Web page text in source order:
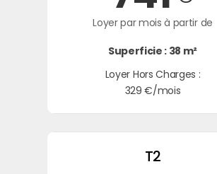
Loyer par mois à partir de
Superficie : 38 m²
Loyer Hors Charges :
329 €/mois
T2